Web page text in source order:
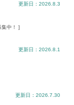
集中！ ]
更新日：2026.8.3
更新日：2026.8.1
更新日：2026.7.30